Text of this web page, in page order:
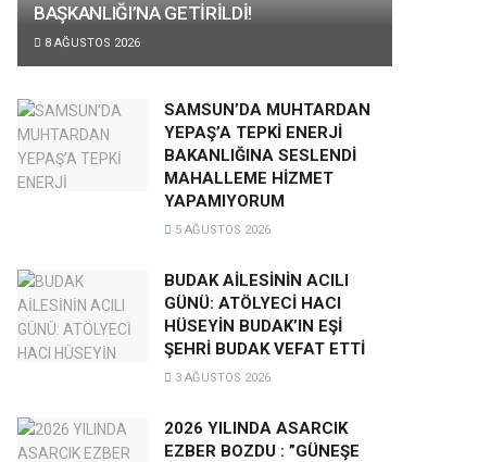
BAŞKANLIĞI’NA GETİRİLDİ!
8 AĞUSTOS 2026
SAMSUN’DA MUHTARDAN
YEPAŞ’A TEPKİ ENERJİ
BAKANLIĞINA SESLENDİ
MAHALLEME HİZMET
YAPAMIYORUM
5 AĞUSTOS 2026
BUDAK AİLESİNİN ACILI
GÜNÜ: ATÖLYECİ HACI
HÜSEYİN BUDAK’IN EŞİ
ŞEHRİ BUDAK VEFAT ETTİ
3 AĞUSTOS 2026
2026 YILINDA ASARCIK
EZBER BOZDU : ”GÜNEŞE